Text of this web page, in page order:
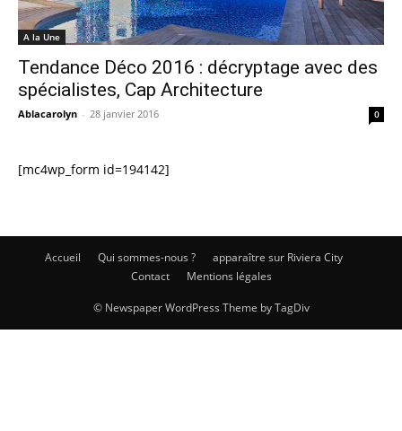
A la Une
Tendance Déco 2016 : décryptage avec des
spécialistes, Cap Architecture
Ablacarolyn - 28 janvier 2016 0
[mc4wp_form id=194142]
Accueil Qui sommes-nous ?
apparaître sur Riviera City
Contact
Mentions légales
© Newspaper WordPress Theme by TagDiv